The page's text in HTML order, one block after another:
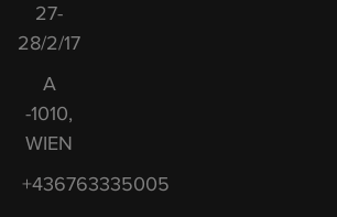
27-
28/2/17
A
-1010,
WIEN
+436763335005